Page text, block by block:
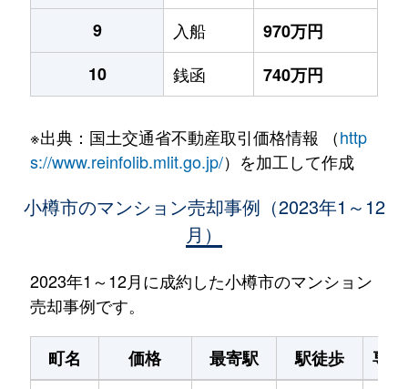
9
入船
970万円
10
銭函 740万円
※出典：国土交通省不動産取引価格情報 （http
s://www.reinfolib.mlit.go.jp/）を加工して作成
小樽市のマンション売却事例（2023年1～12
月）
2023年1～12月に成約した小樽市のマンション
売却事例です。
町名 価格 最寄駅 駅徒歩
専